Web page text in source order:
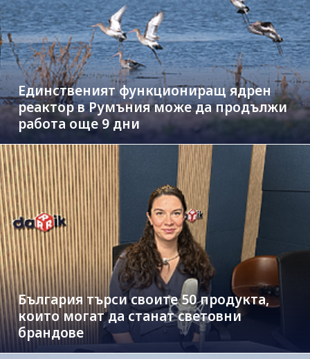
Единственият функциониращ ядрен
реактор в Румъния може да продължи
работа още 9 дни
България търси своите 50 продукта,
които могат да станат световни
брандове